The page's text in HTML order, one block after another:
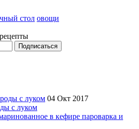
стол овощи
04 Окт 2017
с луком